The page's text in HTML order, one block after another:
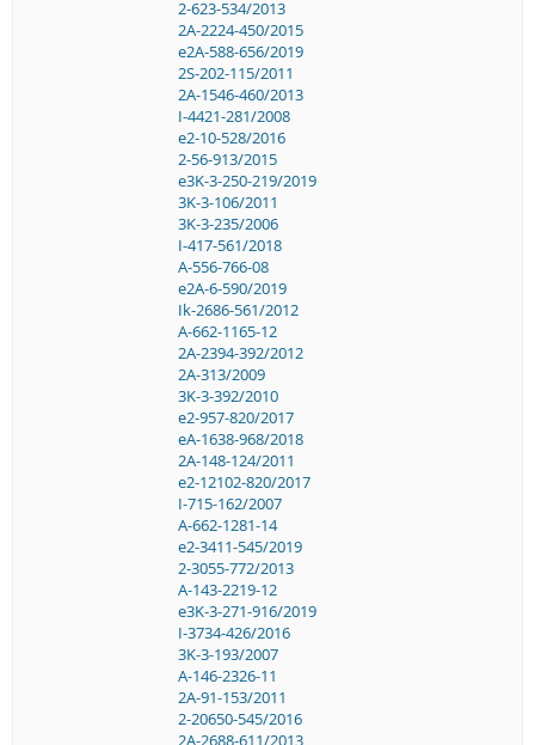
2-623-534/2013
2A-2224-450/2015
e2A-588-656/2019
2S-202-115/2011
2A-1546-460/2013
I-4421-281/2008
e2-10-528/2016
2-56-913/2015
e3K-3-250-219/2019
3K-3-106/2011
3K-3-235/2006
I-417-561/2018
A-556-766-08
e2A-6-590/2019
Ik-2686-561/2012
A-662-1165-12
2A-2394-392/2012
2A-313/2009
3K-3-392/2010
e2-957-820/2017
eA-1638-968/2018
2A-148-124/2011
e2-12102-820/2017
I-715-162/2007
A-662-1281-14
e2-3411-545/2019
2-3055-772/2013
A-143-2219-12
e3K-3-271-916/2019
I-3734-426/2016
3K-3-193/2007
A-146-2326-11
2A-91-153/2011
2-20650-545/2016
2A-2688-611/2013